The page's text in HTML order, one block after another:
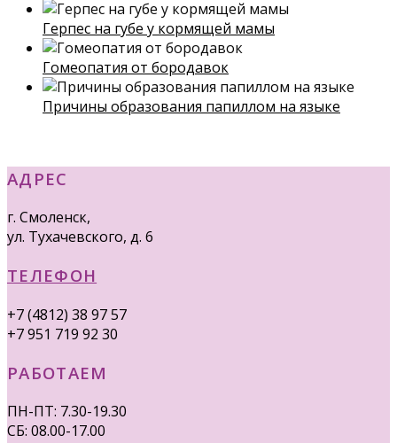
Герпес на губе у кормящей мамы
Гомеопатия от бородавок
Причины образования папиллом на языке
АДРЕС
г. Смоленск,
ул. Тухачевского, д. 6
ТЕЛЕФОН
+7 (4812) 38 97 57
+7 951 719 92 30
РАБОТАЕМ
ПН-ПТ: 7.30-19.30
СБ: 08.00-17.00